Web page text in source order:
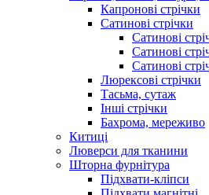
Капронові стрічки
Сатинові стрічки
Сатинові
Сатинові
Сатинові
Люрексові стрічки
Тасьма, сутаж
Інші стрічки
Бахрома, мереживо
Китиці
Люверси для тканини
Шторна фурнітура
Підхвати-кліпси